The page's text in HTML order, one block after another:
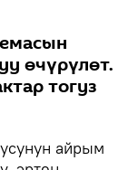
өчүрүлөт.
тогуз
айрым